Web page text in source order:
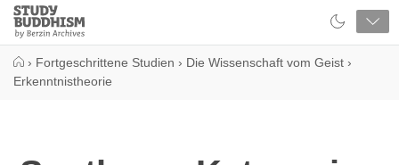
Close
Study
Buddhism
› Fortgeschrittene Studien › Die Wissenschaft vom Geist ›
Erkenntnistheorie